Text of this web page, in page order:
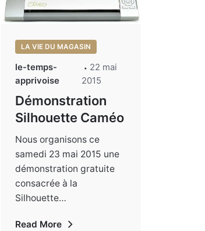
LA VIE DU MAGASIN
le-temps-
apprivoise
22 mai
2015
Démonstration
Silhouette Caméo
Nous organisons ce
samedi 23 mai 2015 une
démonstration gratuite
consacrée à la
Silhouette…
Read More